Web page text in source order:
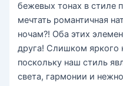
бежевых тонах в стиле
мечтать романтичная
ночам?! Оба этих
друга! Слишком яркого
поскольку наш стиль
света, гармонии и